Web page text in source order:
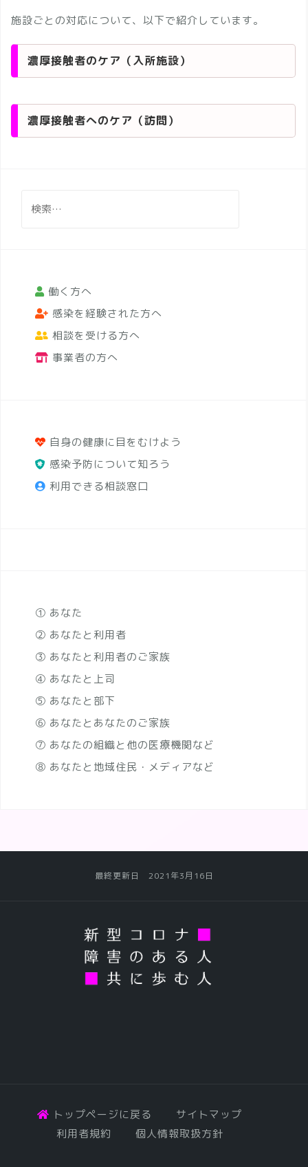
施設ごとの対応について、以下で紹介しています。
濃厚接触者のケア（入所施設）
濃厚接触者へのケア（訪問）
索:
働く方へ
感染を経験された方へ
相談を受ける方へ
事業者の方へ
自身の健康に目をむけよう
感染予防について知ろう
利用できる相談窓口
① あなた
② あなたと利用者
③ あなたと利用者のご家族
④ あなたと上司
⑤ あなたと部下
⑥ あなたとあなたのご家族
⑦ あなたの組織と他の医療機関など
⑧ あなたと地域住民・メディアなど
最終更新日 2021年3月16日
トップページに戻る
サイトマップ
利用者規約
個人情報取扱方針